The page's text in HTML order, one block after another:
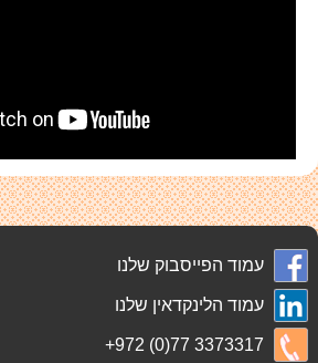
עמוד הפייסבוק שלנו
עמוד הלינקדאין שלנו
+972 (0)77 3373317